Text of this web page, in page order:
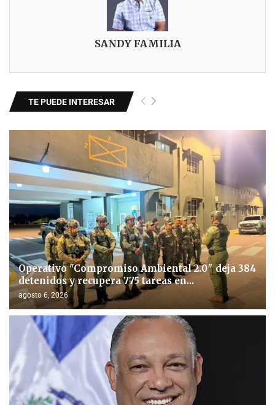
SANDY FAMILIA
TE PUEDE INTERESAR
Operativo "Compromiso Ambiental 2.0″ deja 384
detenidos y recupera 775 tareas en...
agosto 6, 2026